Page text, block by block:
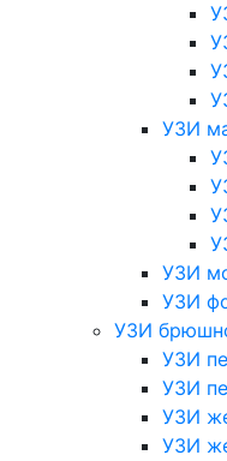
УЗИ
УЗИ
УЗИ
УЗИ
УЗИ
УЗИ
УЗИ
УЗИ